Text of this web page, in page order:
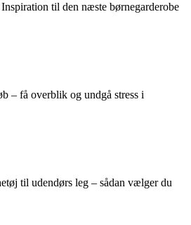
til den næste børnegarderobe
– få overblik og undgå stress i
til udendørs leg – sådan vælger du